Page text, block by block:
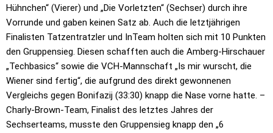
Hühnchen“ (Vierer) und „Die Vorletzten“ (Sechser) durch ihre
Vorrunde und gaben keinen Satz ab. Auch die letztjährigen
Finalisten Tatzentratzler und InTeam holten sich mit 10 Punkten
den Gruppensieg. Diesen schafften auch die Amberg-Hirschauer
„Techbasics“ sowie die VCH-Mannschaft „Is mir wurscht, die
Wiener sind fertig“, die aufgrund des direkt gewonnenen
Vergleichs gegen Bonifazij (33:30) knapp die Nase vorne hatte. –
Charly-Brown-Team, Finalist des letztes Jahres der
Sechserteams, musste den Gruppensieg knapp den „6